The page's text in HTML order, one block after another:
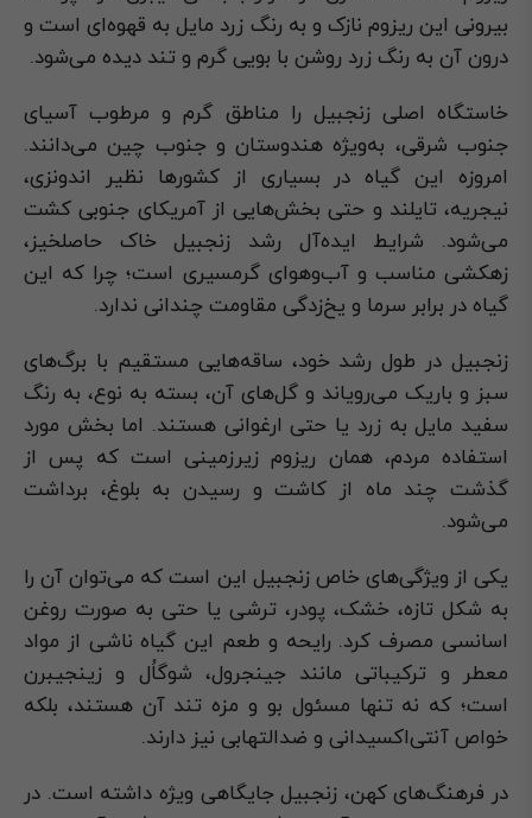
بیرونی این ریزوم نازک و به رنگ زرد مایل به قهوه‌ای است و
درون آن به رنگ زرد روشن با بویی گرم و تند دیده می‌شود.
خاستگاه اصلی زنجبیل را مناطق گرم و مرطوب آسیای
جنوب شرقی، به‌ویژه هندوستان و جنوب چین می‌دانند.
امروزه این گیاه در بسیاری از کشورها نظیر اندونزی،
نیجریه، تایلند و حتی بخش‌هایی از آمریکای جنوبی کشت
می‌شود. شرایط ایده‌آل رشد زنجبیل خاک حاصلخیز،
زهکشی مناسب و آب‌وهوای گرمسیری است؛ چرا که این
گیاه در برابر سرما و یخ‌زدگی مقاومت چندانی ندارد.
زنجبیل در طول رشد خود، ساقه‌هایی مستقیم با برگ‌های
سبز و باریک می‌رویاند و گل‌های آن، بسته به نوع، به رنگ
سفید مایل به زرد یا حتی ارغوانی هستند. اما بخش مورد
استفاده مردم، همان ریزوم زیرزمینی است که پس از
گذشت چند ماه از کاشت و رسیدن به بلوغ، برداشت
می‌شود.
یکی از ویژگی‌های خاص زنجبیل این است که می‌توان آن را
به شکل تازه، خشک، پودر، ترشی یا حتی به صورت روغن
اسانسی مصرف کرد. رایحه و طعم این گیاه ناشی از مواد
معطر و ترکیباتی مانند جینجرول، شوگاُل و زینجیبرن
است؛ که نه‌ تنها مسئول بو و مزه تند آن هستند، بلکه
خواص آنتی‌اکسیدانی و ضدالتهابی نیز دارند.
در فرهنگ‌های کهن، زنجبیل جایگاهی ویژه داشته است. در